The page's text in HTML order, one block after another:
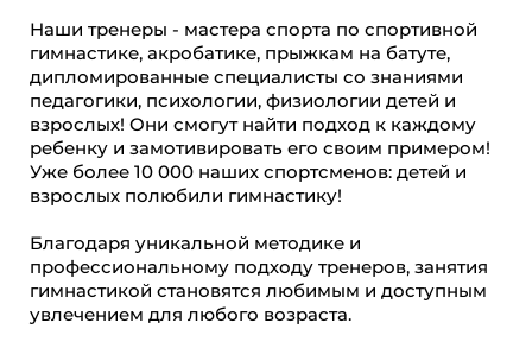
Наши тренеры - мастера спорта по спортивной
гимнастике, акробатике, прыжкам на батуте,
дипломированные специалисты со знаниями
педагогики, психологии, физиологии детей и
взрослых! Они смогут найти подход к каждому
ребенку и замотивировать его своим примером!
Уже более 10 000 наших спортсменов: детей и
взрослых полюбили гимнастику!
Благодаря уникальной методике и
профессиональному подходу тренеров, занятия
гимнастикой становятся любимым и доступным
увлечением для любого возраста.